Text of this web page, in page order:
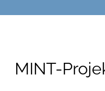
MINT-